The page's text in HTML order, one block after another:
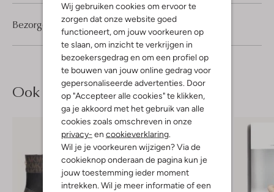
Wij gebruiken cookies om ervoor te
zorgen dat onze website goed
functioneert, om jouw voorkeuren op
te slaan, om inzicht te verkrijgen in
bezoekersgedrag en om een profiel op
te bouwen van jouw online gedrag voor
gepersonaliseerde advertenties. Door
op "Accepteer alle cookies" te klikken,
ga je akkoord met het gebruik van alle
cookies zoals omschreven in onze
privacy- en cookieverklaring
Wil je je voorkeuren wijzigen? Via de
cookieknop onderaan de pagina kun je
jouw toestemming ieder moment
intrekken. Wil je meer informatie of een
Bezorgen & retourneren
Ook iets voor jou?